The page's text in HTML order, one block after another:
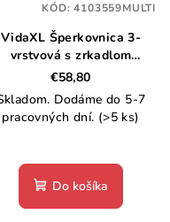
VidaXL Šperkovnica 3-
vrstvová s zrkadlom
uzamykateľné 26x18x17,5
cm
€58,80
Dodáme do 5-7
pracovných dní. (>5 ks)
Do košíka
KÓD:4103559MULTI